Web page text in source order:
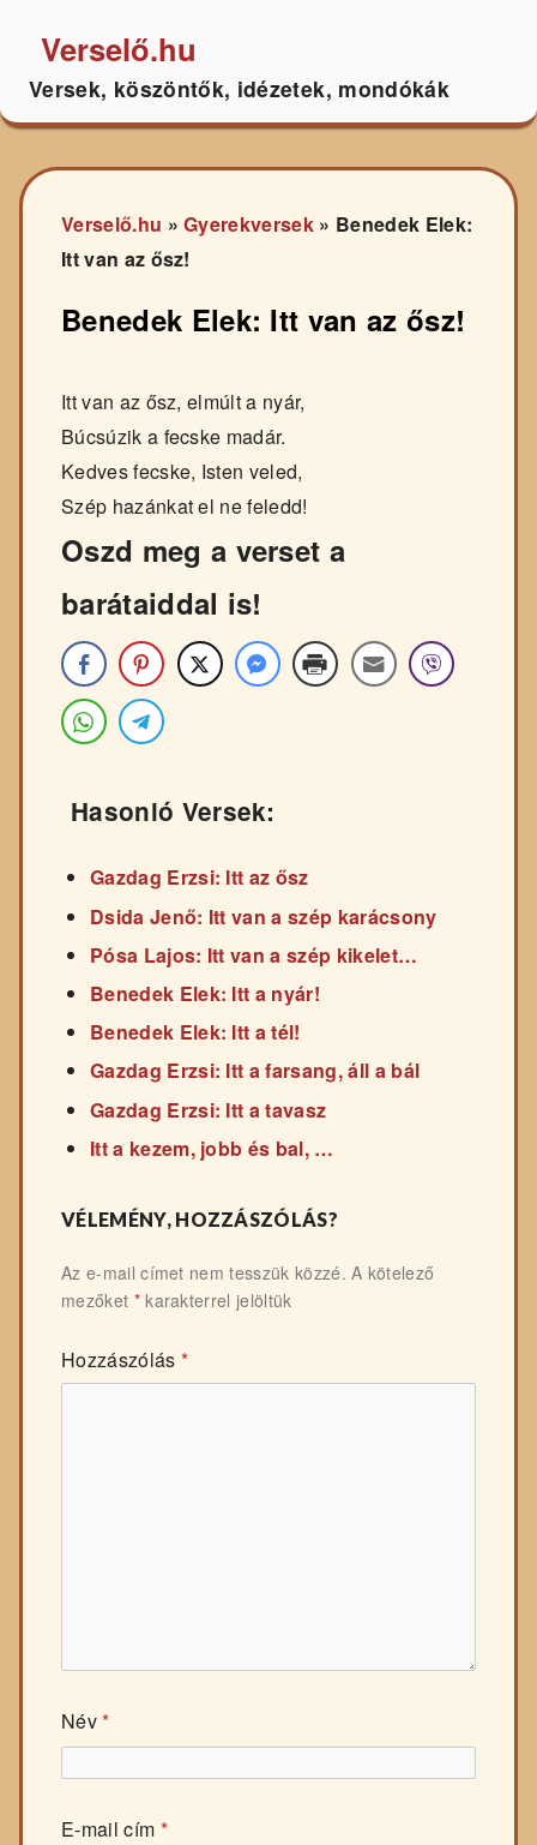
Verselő.hu
Versek, köszöntők, idézetek, mondókák
Verselő.hu »Gyerekversek » Benedek Elek:
Itt van az ősz!
Benedek Elek: Itt van az ősz!
Itt van az ősz, elmúlt a nyár,
Búcsúzik a fecske madár.
Kedves fecske, Isten veled,
Szép hazánkat el ne feledd!
Oszd meg a verset a
barátaiddal is!
Hasonló Versek:
Gazdag Erzsi: Itt az ősz
Dsida Jenő: Itt van a szép karácsony
Pósa Lajos: Itt van a szép kikelet…
Benedek Elek: Itt a nyár!
Benedek Elek: Itt a tél!
Gazdag Erzsi: Itt a farsang, áll a bál
Gazdag Erzsi: Itt a tavasz
Itt a kezem, jobb és bal, …
VÉLEMÉNY, HOZZÁSZÓLÁS?
Az e-mail címet nem tesszük közzé. A kötelező
mezőket *karakterrel jelöltük
Hozzászólás *
Név*
E-mail cím *